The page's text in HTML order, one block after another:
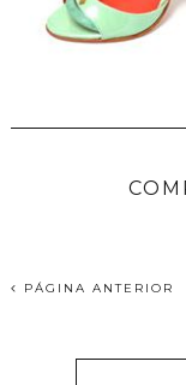
PÁGINA ANTERIOR